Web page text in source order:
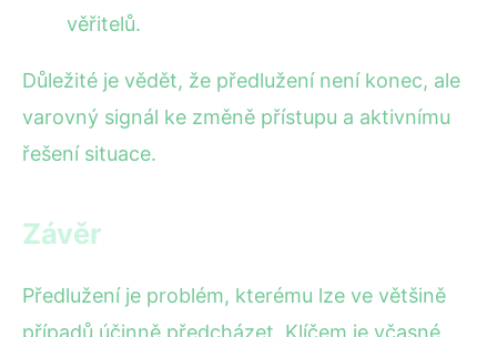
věřitelů.
Důležité je vědět, že předlužení není konec, ale
varovný signál ke změně přístupu a aktivnímu
řešení situace.
Závěr
Předlužení je problém, kterému lze ve většině
případů účinně předcházet. Klíčem je včasné